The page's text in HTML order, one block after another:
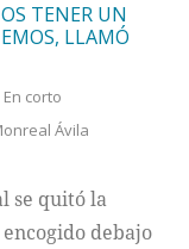
TENER UN
LLAMÓ
En corto
Ávila
se quitó la
debajo